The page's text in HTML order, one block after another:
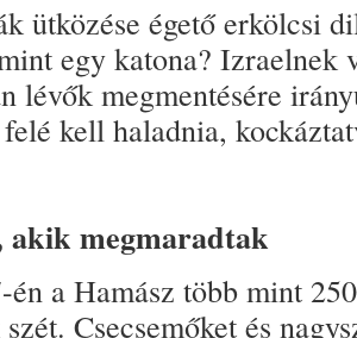
ütközése égető erkölcsi
egy katona? Izraelnek
lévők megmentésére
kell haladnia,
akik megmaradtak
én a Hamász több mint
Csecsemőket és